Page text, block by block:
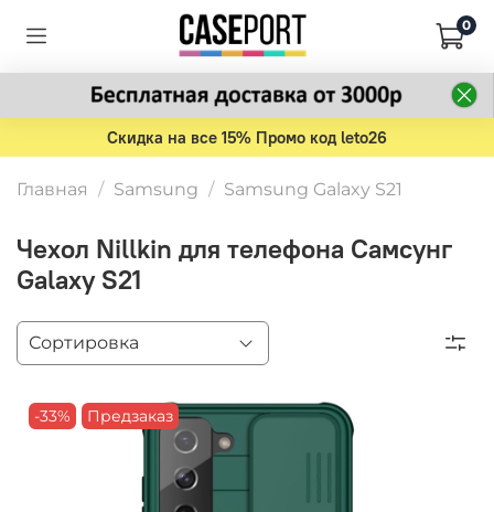
0
Скидка на все 15% Промо код leto26
Главная Samsung Samsung Galaxy S21
Чехол Nillkin для телефона Самсунг
Galaxy S21
-33% Предзаказ